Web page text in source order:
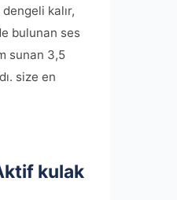
kalır,
bulunan ses
sunan 3,5
size en
kulak